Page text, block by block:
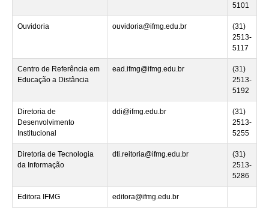
5101
Ouvidoria ouvidoria@ifmg.edu.br
(31)
2513-
5117
Centro de Referência em
Educação a Distância
ead.ifmg@ifmg.edu.br
(31)
2513-
5192
Diretoria de
Desenvolvimento
Institucional
ddi@ifmg.edu.br
(31)
2513-
5255
Diretoria de Tecnologia
da Informação
dti.reitoria@ifmg.edu.br
(31)
2513-
5286
Editora IFMG editora@ifmg.edu.br